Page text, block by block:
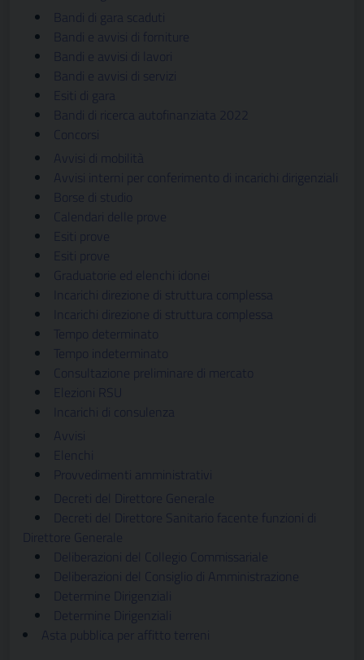
Bandi di gara scaduti
Bandi e avvisi di forniture
Bandi e avvisi di lavori
Bandi e avvisi di servizi
Esiti di gara
Bandi di ricerca autofinanziata 2022
Concorsi
Avvisi di mobilità
Avvisi interni per conferimento di incarichi dirigenziali
Borse di studio
Calendari delle prove
Esiti prove
Esiti prove
Graduatorie ed elenchi idonei
Incarichi direzione di struttura complessa
Incarichi direzione di struttura complessa
Tempo determinato
Tempo indeterminato
Consultazione preliminare di mercato
Elezioni RSU
Incarichi di consulenza
Avvisi
Elenchi
Provvedimenti amministrativi
Decreti del Direttore Generale
Decreti del Direttore Sanitario facente funzioni di
Direttore Generale
Deliberazioni del Collegio Commissariale
Deliberazioni del Consiglio di Amministrazione
Determine Dirigenziali
Determine Dirigenziali
Asta pubblica per affitto terreni